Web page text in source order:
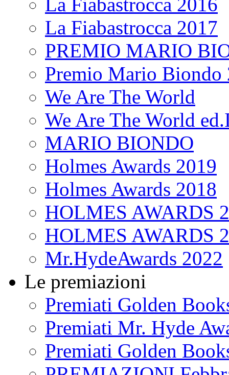
La Fiabastrocca 2017
PREMIO MARIO
Premio Mario Biondo
We Are The World
We Are The World
MARIO BIONDO
Holmes Awards 2019
Holmes Awards 2018
HOLMES AWARDS
HOLMES AWARDS
Mr.HydeAwards 2022
Le premiazioni
Premiati Golden
Premiati Mr. Hyde
Premiati Golden